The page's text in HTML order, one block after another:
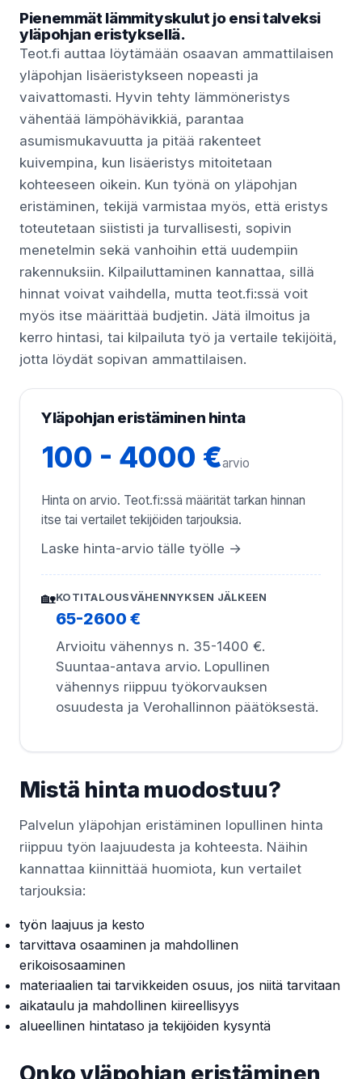
Pienemmät lämmityskulut jo ensi talveksi
yläpohjan eristyksellä.
Teot.fi auttaa löytämään osaavan ammattilaisen
yläpohjan lisäeristykseen nopeasti ja
vaivattomasti. Hyvin tehty lämmöneristys
vähentää lämpöhävikkiä, parantaa
asumismukavuutta ja pitää rakenteet
kuivempina, kun lisäeristys mitoitetaan
kohteeseen oikein. Kun työnä on yläpohjan
eristäminen, tekijä varmistaa myös, että eristys
toteutetaan siististi ja turvallisesti, sopivin
menetelmin sekä vanhoihin että uudempiin
rakennuksiin. Kilpailuttaminen kannattaa, sillä
hinnat voivat vaihdella, mutta teot.fi:ssä voit
myös itse määrittää budjetin. Jätä ilmoitus ja
kerro hintasi, tai kilpailuta työ ja vertaile tekijöitä,
jotta löydät sopivan ammattilaisen.
Yläpohjan eristäminen hinta
100 - 4000 €arvio
Hinta on arvio. Teot.fi:ssä määrität tarkan hinnan
itse tai vertailet tekijöiden tarjouksia.
Laske hinta-arvio tälle työlle →
🏡KOTITALOUSVÄHENNYKSEN JÄLKEEN
65-2600 €
Arvioitu vähennys n. 35-1400 €.
Suuntaa-antava arvio. Lopullinen
vähennys riippuu työkorvauksen
osuudesta ja Verohallinnon päätöksestä.
Mistä hinta muodostuu?
Palvelun yläpohjan eristäminen lopullinen hinta
riippuu työn laajuudesta ja kohteesta. Näihin
kannattaa kiinnittää huomiota, kun vertailet
tarjouksia:
työn laajuus ja kesto
tarvittava osaaminen ja mahdollinen
erikoisosaaminen
materiaalien tai tarvikkeiden osuus, jos niitä tarvitaan
aikataulu ja mahdollinen kiireellisyys
alueellinen hintataso ja tekijöiden kysyntä
Onko yläpohjan eristäminen